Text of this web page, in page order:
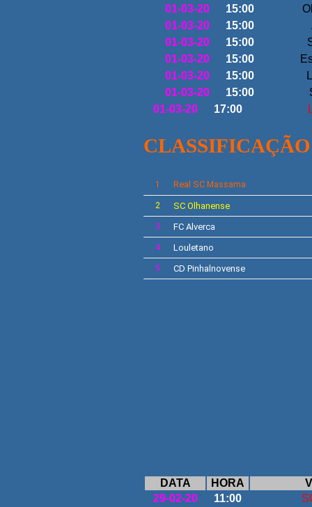
01-03-20
15:00
01-03-20
15:00
01-03-20
15:00
01-03-20
15:00
01-03-20
15:00
01-03-20
15:00
01-03-20
17:00
1 Real SC Massama
2 SC Olhanense
3 FC Alverca
4 Louletano
5 CD Pinhalnovense
DATA HORA
29-02-20
11:00